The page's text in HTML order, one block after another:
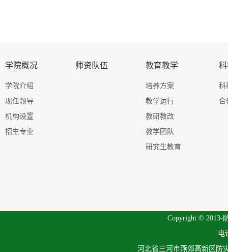
学院概况
学院介绍
现任领导
机构设置
招生专业
师资队伍 教育教学
培养方案
教学运行
教研教改
教学团队
研究生教育
科
合
Copyright © 2013-
电
河北省三河市燕郊高新区防